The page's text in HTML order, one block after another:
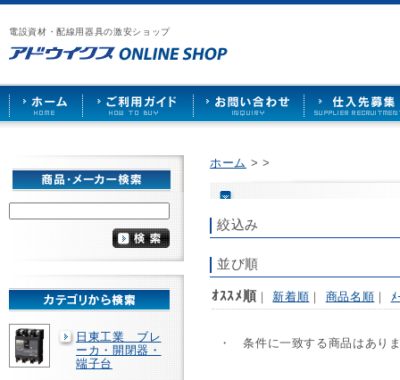
電設資材・配線用器具の激安ショップ
漏
電
ブ
レ
ー
カ
ー
や
照
ケ
ッ
ト
な
で
販
売
ア
ウ
イ
ス
HOME
ご
用
ガ
ド
お
い
合
せ
仕
先
募
日東工業 ブレ
ーカ・開閉器・
端子台
ホーム > >
絞込み
並び順
ｵｽｽﾒ順 ｜ 新着順 ｜ 商品名順 ｜ ﾒ
・ 条件に一致する商品はあり